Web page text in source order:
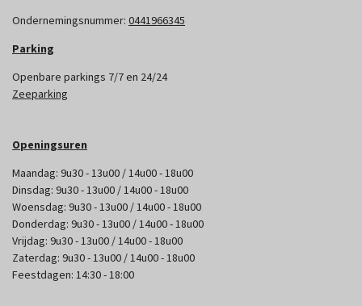
Ondernemingsnummer: 0441966345
Parking
Openbare parkings 7/7 en 24/24
Zeeparking
Openingsuren
Maandag: 9u30 - 13u00 / 14u00 - 18u00
Dinsdag: 9u30 - 13u00 / 14u00 - 18u00
Woensdag: 9u30 - 13u00 / 14u00 - 18u00
Donderdag: 9u30 - 13u00 / 14u00 - 18u00
Vrijdag: 9u30 - 13u00 / 14u00 - 18u00
Zaterdag: 9u30 - 13u00 / 14u00 - 18u00
Feestdagen: 14:30 - 18:00